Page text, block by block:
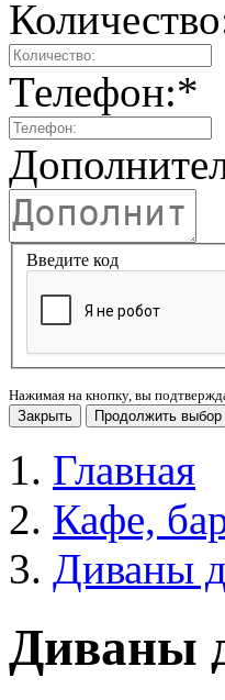
Телефон:*
Введите код
Нажимая на кнопку, вы
Закрыть
Продолжить выбор
Главная
Кафе,
Диваны
Диваны